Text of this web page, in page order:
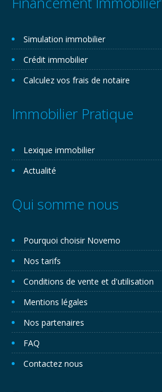
Simulation immobilier
Crédit immobilier
Calculez vos frais de notaire
Immobilier Pratique
Lexique immobilier
Actualité
Qui somme nous
Pourquoi choisir Novemo
Nos tarifs
Conditions de vente et d'utilisation
Mentions légales
Nos partenaires
FAQ
Contactez nous